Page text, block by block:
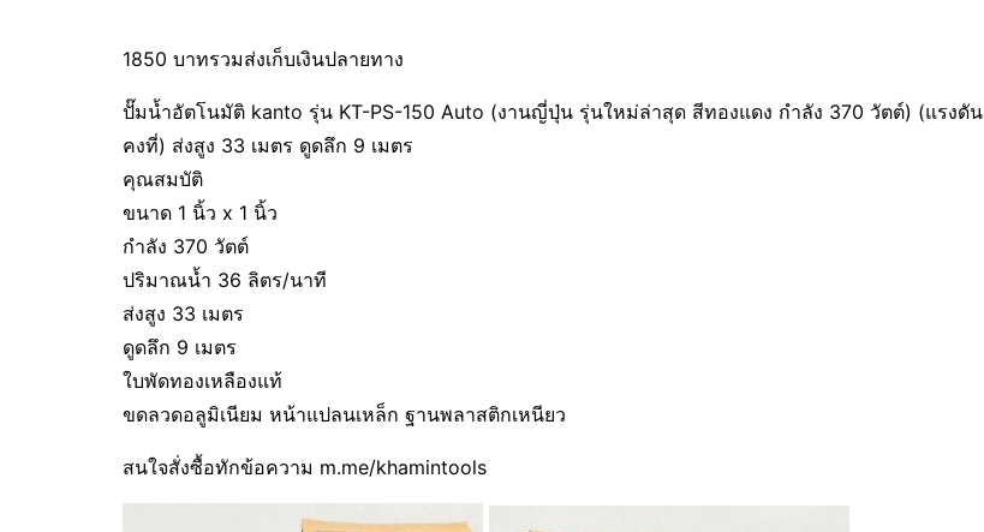
1850 บาทรวมส่งเก็บเงินปลายทาง
ปั๊มน้ำอัตโนมัติ kanto รุ่น KT-PS-150 Auto (งานญี่ปุ่น รุ่นใหม่ล่าสุด สีทองแดง กำลัง 370 วัตต์) (แรงดัน
คงที่) ส่งสูง 33 เมตร ดูดลึก 9 เมตร
คุณสมบัติ
ขนาด 1 นิ้ว x 1 นิ้ว
กำลัง 370 วัตต์
ปริมาณน้ำ 36 ลิตร/นาที
ส่งสูง 33 เมตร
ดูดลึก 9 เมตร
ใบพัดทองเหลืองแท้
ขดลวดอลูมิเนียม หน้าแปลนเหล็ก ฐานพลาสติกเหนียว
สนใจสั่งซื้อทักข้อความ m.me/khamintools